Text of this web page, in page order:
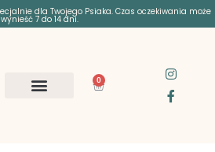
dla Twojego Psiaka. Czas oczekiwania może
wynieść 7 do 14 dni.
0